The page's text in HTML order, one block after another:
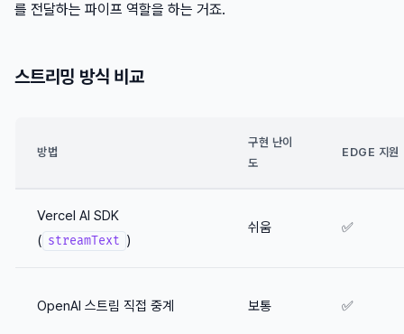
를 전달하는 파이프 역할을 하는 거죠.
스트리밍 방식 비교
방법
구현 난이
도
EDGE 지원
Vercel AI SDK
( streamText )
쉬움 ✅
OpenAI 스트림 직접 중계 보통 ✅